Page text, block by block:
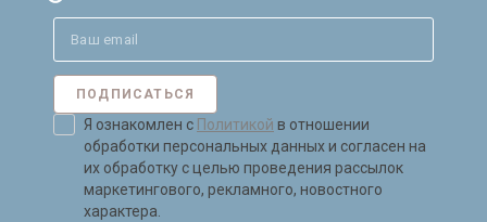
ПОДПИСАТЬСЯ
Я ознакомлен с Политикой в отношении
обработки персональных данных и согласен на
их обработку с целью проведения рассылок
маркетингового, рекламного, новостного
характера.